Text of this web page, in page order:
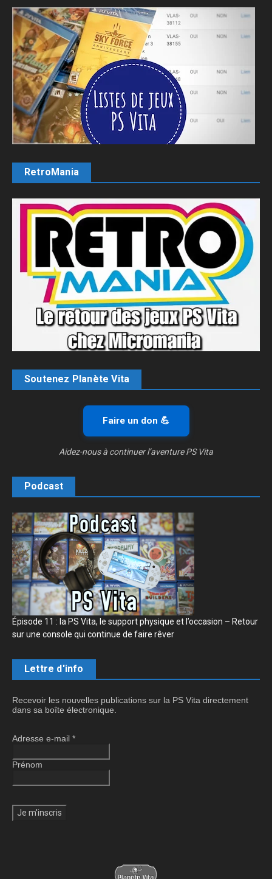
RetroMania
Soutenez Planète Vita
Faire un don 💪
Aidez-nous à continuer l’aventure PS Vita
Podcast
Épisode 11 : la PS Vita, le support physique et l’occasion – Retour
sur une console qui continue de faire rêver
Lettre d'info
Recevoir les nouvelles publications sur la PS Vita directement
dans sa boîte électronique.
Adresse e-mail *
Prénom